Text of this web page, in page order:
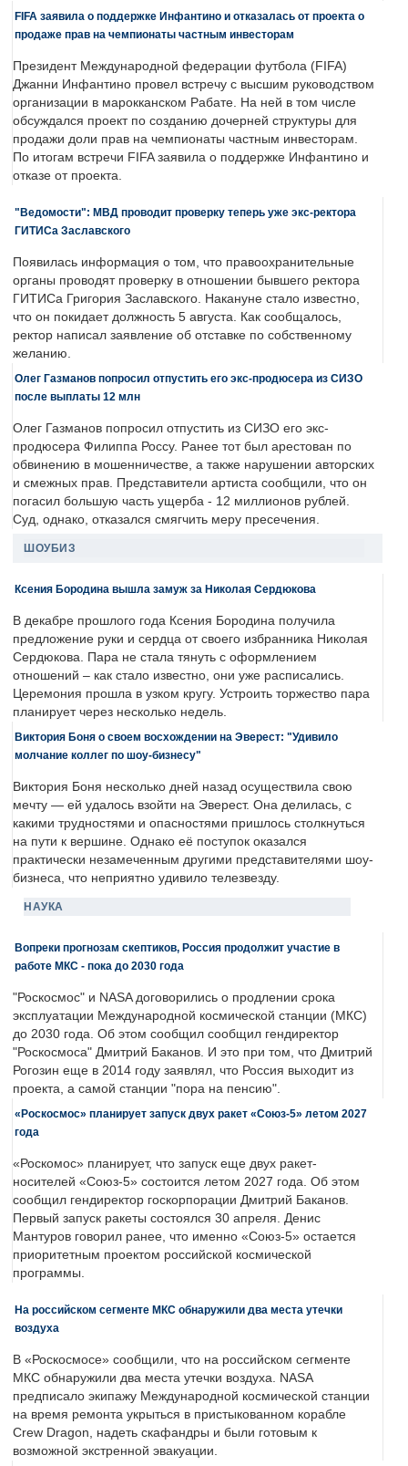
FIFA заявила о поддержке Инфантино и отказалась от проекта о
продаже прав на чемпионаты частным инвесторам
Президент Международной федерации футбола (FIFA)
Джанни Инфантино провел встречу с высшим руководством
организации в марокканском Рабате. На ней в том числе
обсуждался проект по созданию дочерней структуры для
продажи доли прав на чемпионаты частным инвесторам.
По итогам встречи FIFA заявила о поддержке Инфантино и
отказе от проекта.
"Ведомости": МВД проводит проверку теперь уже экс-ректора
ГИТИСа Заславского
Появилась информация о том, что правоохранительные
органы проводят проверку в отношении бывшего ректора
ГИТИСа Григория Заславского. Накануне стало известно,
что он покидает должность 5 августа. Как сообщалось,
ректор написал заявление об отставке по собственному
желанию.
Олег Газманов попросил отпустить его экс-продюсера из СИЗО
после выплаты 12 млн
Олег Газманов попросил отпустить из СИЗО его экс-
продюсера Филиппа Россу. Ранее тот был арестован по
обвинению в мошенничестве, а также нарушении авторских
и смежных прав. Представители артиста сообщили, что он
погасил большую часть ущерба - 12 миллионов рублей.
Суд, однако, отказался смягчить меру пресечения.
ШОУБИЗ
Ксения Бородина вышла замуж за Николая Сердюкова
В декабре прошлого года Ксения Бородина получила
предложение руки и сердца от своего избранника Николая
Сердюкова. Пара не стала тянуть с оформлением
отношений – как стало известно, они уже расписались.
Церемония прошла в узком кругу. Устроить торжество пара
планирует через несколько недель.
Виктория Боня о своем восхождении на Эверест: "Удивило
молчание коллег по шоу-бизнесу"
Виктория Боня несколько дней назад осуществила свою
мечту — ей удалось взойти на Эверест. Она делилась, с
какими трудностями и опасностями пришлось столкнуться
на пути к вершине. Однако её поступок оказался
практически незамеченным другими представителями шоу-
бизнеса, что неприятно удивило телезвезду.
НАУКА
Вопреки прогнозам скептиков, Россия продолжит участие в
работе МКС - пока до 2030 года
"Роскосмос" и NASA договорились о продлении срока
эксплуатации Международной космической станции (МКС)
до 2030 года. Об этом сообщил сообщил гендиректор
"Роскосмоса" Дмитрий Баканов. И это при том, что Дмитрий
Рогозин еще в 2014 году заявлял, что Россия выходит из
проекта, а самой станции "пора на пенсию".
«Роскосмос» планирует запуск двух ракет «Союз-5» летом 2027
года
«Роскомос» планирует, что запуск еще двух ракет-
носителей «Союз-5» состоится летом 2027 года. Об этом
сообщил гендиректор госкорпорации Дмитрий Баканов.
Первый запуск ракеты состоялся 30 апреля. Денис
Мантуров говорил ранее, что именно «Союз-5» остается
приоритетным проектом российской космической
программы.
На российском сегменте МКС обнаружили два места утечки
воздуха
В «Роскосмосе» сообщили, что на российском сегменте
МКС обнаружили два места утечки воздуха. NASA
предписало экипажу Международной космической станции
на время ремонта укрыться в пристыкованном корабле
Crew Dragon, надеть скафандры и были готовым к
возможной экстренной эвакуации.